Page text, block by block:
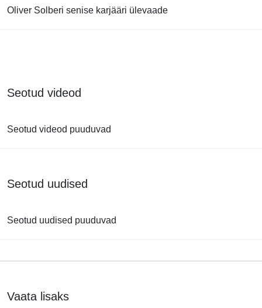
Oliver Solberi senise karjääri ülevaade
Seotud videod
Seotud videod puuduvad
Seotud uudised
Seotud uudised puuduvad
Vaata lisaks